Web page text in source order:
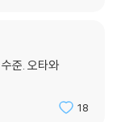
싸게 느껴진다. 하지
다. 바로 지금, 이 책
로소프트, 아마존
준. 오타와
18